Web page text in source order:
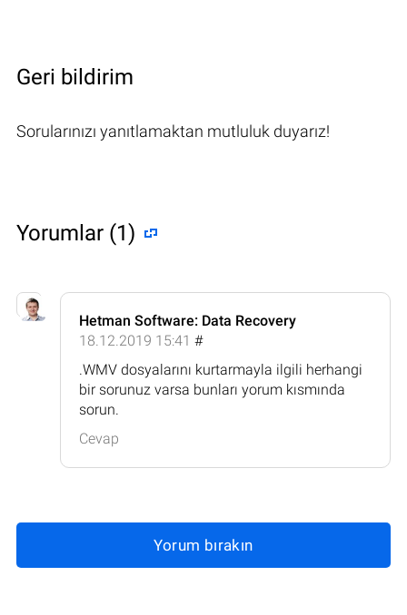
Geri bildirim
Sorularınızı yanıtlamaktan mutluluk duyarız!
Yorumlar (1)
Hetman Software: Data Recovery
18.12.2019 15:41 #
.WMV dosyalarını kurtarmayla ilgili herhangi
bir sorunuz varsa bunları yorum kısmında
sorun.
Cevap
Yorum bırakın